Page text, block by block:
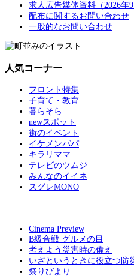
求人広告媒体資料（2026年9
配布に関するお問い合わせ
一般的なお問い合わせ
人気コーナー
フロント特集
子育て・教育
暮らそら
newスポット
街のイベント
イケメンパパ
キラリママ
テレビのツムジ
みんなのイイネ
スグレMONO
Cinema Preview
B級合戦 グルメの目
考えよう災害時の備え
いざというときに役立つ防
祭りびより